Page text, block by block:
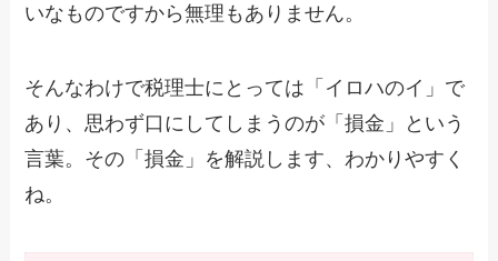
いなものですから無理もありません。
そんなわけで税理士にとっては「イロハのイ」で
あり、思わず口にしてしまうのが「損金」という
言葉。その「損金」を解説します、わかりやすく
ね。